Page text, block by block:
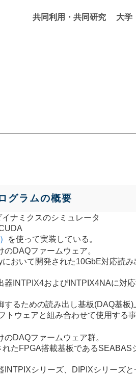
共同利用・共同研究 大学
グラムの概要
ナミクスのシミュレータ
を使って実装している。
DAQファームウェア。
おいて開発された10GbE対応読
器INTPIX4およびINTPIX4NAに対
するための読み出し基板(DAQ基板
トウェアと組み合わせて使用する
DAQファームウェア群。
たFPGA搭載基板であるSEABAS
シリーズ、DIPIXシリーズ